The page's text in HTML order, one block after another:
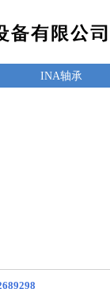
INA轴承